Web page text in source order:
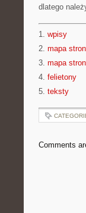
dlatego
1. wpisy
2. mapa
3. mapa
4. felietony
5. teksty
Comments